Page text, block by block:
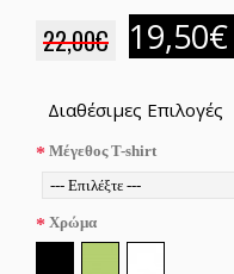
22,00€ 19,50€
Διαθέσιμες Επιλογές
Μέγεθος T-shirt
Χρώμα